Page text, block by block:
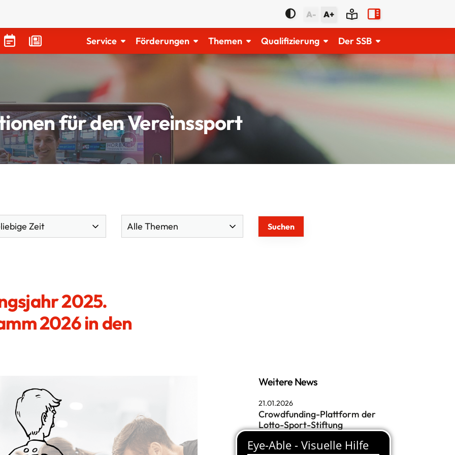
A- A+
Service Förderungen Themen Qualifizierung Der SSB
für den Vereinssport
2025.
2026 in den
Weitere News
21.01.2026
Crowdfunding-Plattform der
Lotto-Sport-Stiftung
20.01.2026
Themen
Qualifizierung